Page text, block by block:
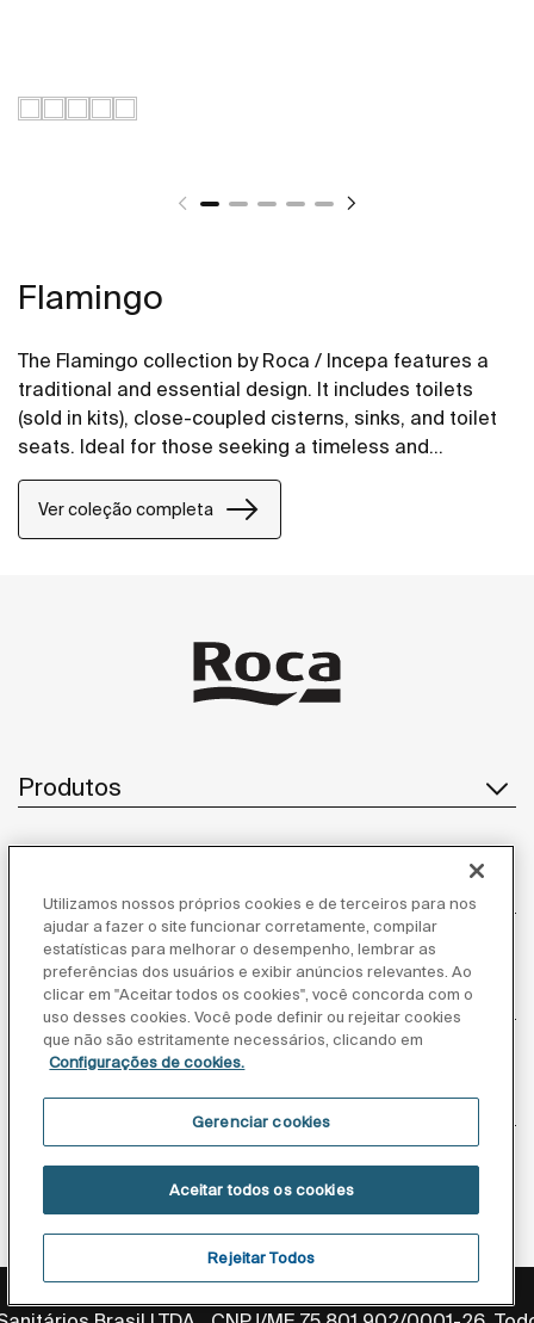
Flamingo
The Flamingo collection by Roca / Incepa features a
traditional and essential design. It includes toilets
(sold in kits), close-coupled cisterns, sinks, and toilet
seats. Ideal for those seeking a timeless and
practical look.
Ver coleção completa
Produtos
Atendimento ao cliente
Sobre nós
Inspiração
Siga-nos
Utilizamos nossos próprios cookies e de terceiros para nos
ajudar a fazer o site funcionar corretamente, compilar
estatísticas para melhorar o desempenho, lembrar as
preferências dos usuários e exibir anúncios relevantes. Ao
clicar em "Aceitar todos os cookies", você concorda com o
uso desses cookies. Você pode definir ou rejeitar cookies
que não são estritamente necessários, clicando em
Configurações de cookies.
Gerenciar cookies
Rejeitar Todos
Aceitar todos os cookies